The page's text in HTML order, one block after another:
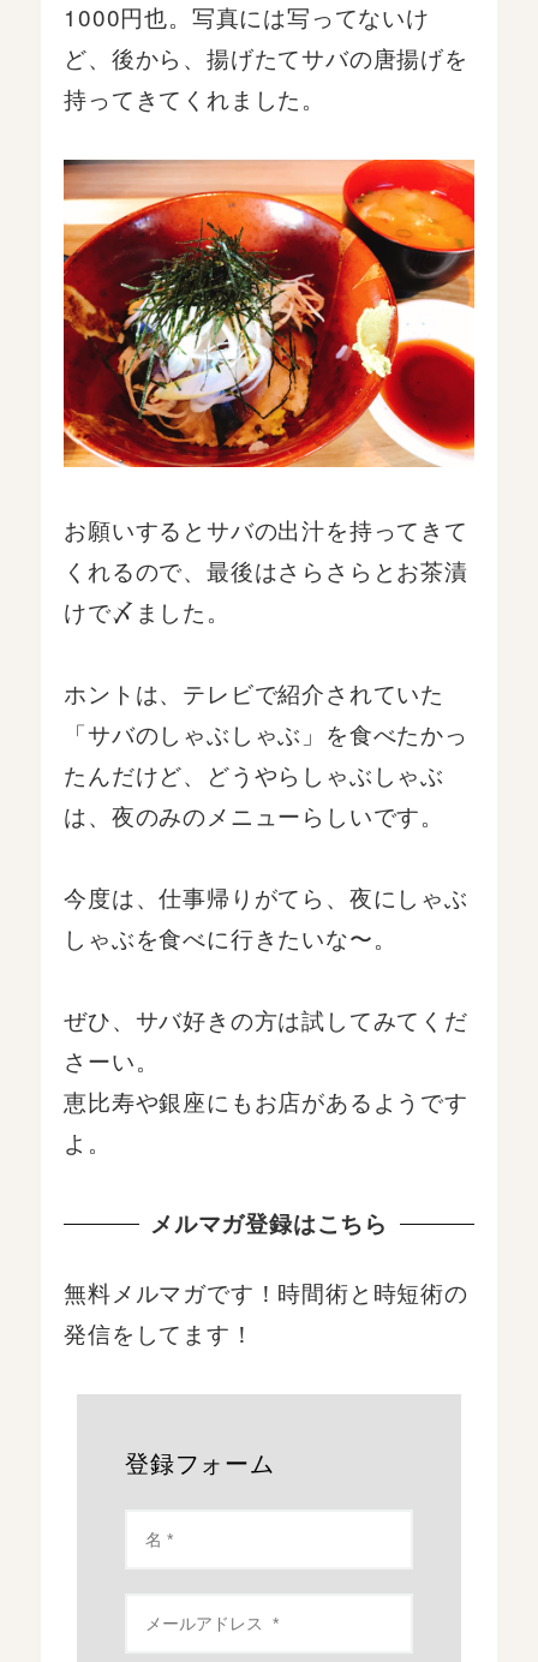
1000円也。写真には写ってないけ
ど、後から、揚げたてサバの唐揚げを
持ってきてくれました。
お願いするとサバの出汁を持ってきて
くれるので、最後はさらさらとお茶漬
けで〆ました。
ホントは、テレビで紹介されていた
「サバのしゃぶしゃぶ」を食べたかっ
たんだけど、どうやらしゃぶしゃぶ
は、夜のみのメニューらしいです。
今度は、仕事帰りがてら、夜にしゃぶ
しゃぶを食べに行きたいな〜。
ぜひ、サバ好きの方は試してみてくだ
さーい。
恵比寿や銀座にもお店があるようです
よ。
メルマガ登録はこちら
無料メルマガです！時間術と時短術の
発信をしてます！
登録フォーム